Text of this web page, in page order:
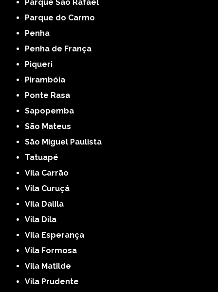
Parque São Rafael
Parque do Carmo
Penha
Penha de França
Piqueri
Pirambóia
Ponte Rasa
Sapopemba
São Mateus
São Miguel Paulista
Tatuapé
Vila Carrão
Vila Curuçá
Vila Dalila
Vila Dila
Vila Esperança
Vila Formosa
Vila Matilde
Vila Prudente